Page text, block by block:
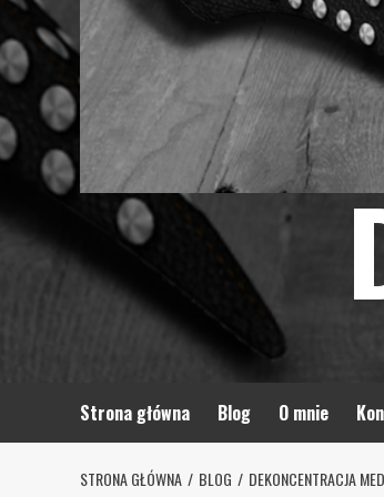
Strona główna Blog O mnie
STRONA GŁÓWNA BLOG DEKONCENTRACJA